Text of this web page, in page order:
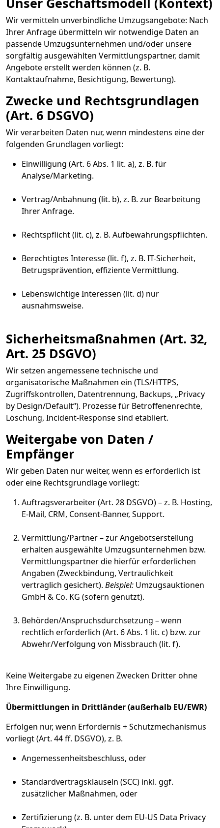
Wir vermitteln unverbindliche Umzugsangebote: Nach
Ihrer Anfrage übermitteln wir notwendige Daten an
passende Umzugsunternehmen und/oder unsere
sorgfältig ausgewählten Vermittlungspartner, damit
Angebote erstellt werden können (z. B.
Kontaktaufnahme, Besichtigung, Bewertung).
Zwecke und Rechtsgrundlagen
(Art. 6 DSGVO)
Wir verarbeiten Daten nur, wenn mindestens eine der
folgenden Grundlagen vorliegt:
Einwilligung (Art. 6 Abs. 1 lit. a), z. B. für
Analyse/Marketing.
Vertrag/Anbahnung (lit. b), z. B. zur Bearbeitung
Ihrer Anfrage.
Rechtspflicht (lit. c), z. B. Aufbewahrungspflichten.
Berechtigtes Interesse (lit. f), z. B. IT-Sicherheit,
Betrugsprävention, effiziente Vermittlung.
Lebenswichtige Interessen (lit. d) nur
ausnahmsweise.
Sicherheitsmaßnahmen (Art. 32,
Art. 25 DSGVO)
Wir setzen angemessene technische und
organisatorische Maßnahmen ein (TLS/HTTPS,
Zugriffskontrollen, Datentrennung, Backups, „Privacy
by Design/Default“). Prozesse für Betroffenenrechte,
Löschung, Incident-Response sind etabliert.
Weitergabe von Daten /
Empfänger
Wir geben Daten nur weiter, wenn es erforderlich ist
oder eine Rechtsgrundlage vorliegt:
Auftragsverarbeiter (Art. 28 DSGVO) – z. B. Hosting,
E-Mail, CRM, Consent-Banner, Support.
Vermittlung/Partner – zur Angebotserstellung
erhalten ausgewählte Umzugsunternehmen bzw.
Vermittlungspartner die hierfür erforderlichen
Angaben (Zweckbindung, Vertraulichkeit
vertraglich gesichert). Beispiel: Umzugsauktionen
GmbH & Co. KG (sofern genutzt).
Behörden/Anspruchsdurchsetzung – wenn
rechtlich erforderlich (Art. 6 Abs. 1 lit. c) bzw. zur
Abwehr/Verfolgung von Missbrauch (lit. f).
Keine Weitergabe zu eigenen Zwecken Dritter ohne
Ihre Einwilligung.
Übermittlungen in Drittländer (außerhalb EU/EWR)
Erfolgen nur, wenn Erfordernis + Schutzmechanismus
vorliegt (Art. 44 ff. DSGVO), z. B.
Angemessenheitsbeschluss, oder
Standardvertragsklauseln (SCC) inkl. ggf.
zusätzlicher Maßnahmen, oder
Zertifizierung (z. B. unter dem EU-US Data Privacy